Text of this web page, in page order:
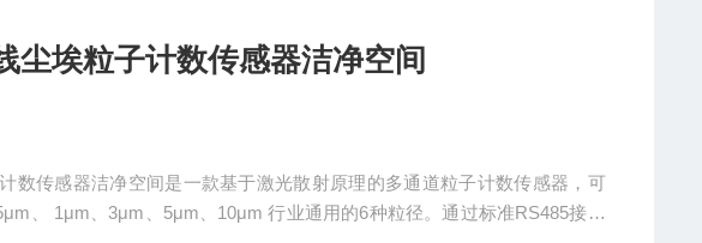
尘埃粒子计数传感器洁净空间
数传感器洁净空间是一款基于激光散射原理的多通道粒子计数传感器，可
、 1μm、3μm、5μm、10μm 行业通用的6种粒径。通过标准RS485接口